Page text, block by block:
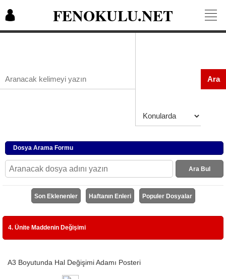
FENOKULU.NET
Ara
Dosya Arama Formu
Ara Bul
Son Eklenenler Haftanın Enleri Populer Dosyalar
4. Ünite Maddenin Değişimi
A3 Boyutunda Hal Değişimi Adamı Posteri